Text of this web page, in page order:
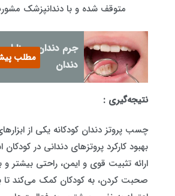
متوقف شده و با دندانپزشک
جرم دندان و
دندان
مطلب
نتیجه‌گیری :
چسب پروتز دندان کودکانه یکی از
بهبود کارکرد پروتزهای دندانی در
ارائه تثبیت قوی و ایمن، راحتی بیشتر و
صحبت کردن، به کودکان کمک می‌کند تا